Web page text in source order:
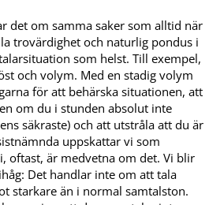
det om samma saker som alltid när
trovärdighet och naturlig pondus i
som helst. Till exempel,
och volym. Med en stadig volym
för att behärska situationen, att
om du i stunden absolut inte
säkraste) och att utstråla att du är
uppskattar vi som
oftast, är medvetna om det. Vi blir
Det handlar inte om att tala
starkare än i normal samtalston.